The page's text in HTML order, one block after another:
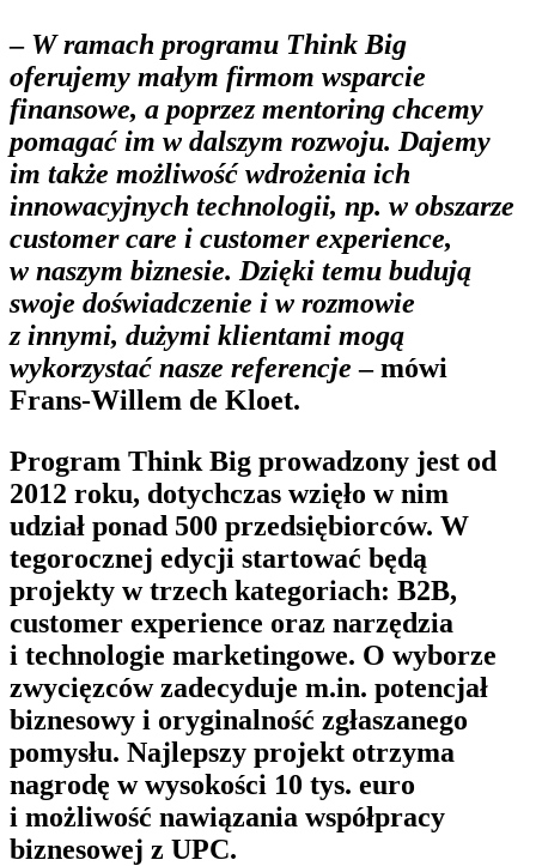
– W ramach programu Think Big
oferujemy małym firmom wsparcie
finansowe, a poprzez mentoring chcemy
pomagać im w dalszym rozwoju. Dajemy
im także możliwość wdrożenia ich
innowacyjnych technologii, np. w obszarze
customer care i customer experience,
w naszym biznesie. Dzięki temu budują
swoje doświadczenie i w rozmowie
z innymi, dużymi klientami mogą
wykorzystać nasze referencje– mówi
Frans-Willem de Kloet.
Program Think Big prowadzony jest od
2012 roku, dotychczas wzięło w nim
udział ponad 500 przedsiębiorców. W
tegorocznej edycji startować będą
projekty w trzech kategoriach: B2B,
customer experience oraz narzędzia
i technologie marketingowe. O wyborze
zwycięzców zadecyduje m.in. potencjał
biznesowy i oryginalność zgłaszanego
pomysłu. Najlepszy projekt otrzyma
nagrodę w wysokości 10 tys. euro
i możliwość nawiązania współpracy
biznesowej z UPC.